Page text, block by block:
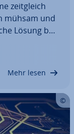
zeit­gleich
mühsam und
Lösung bei
oder
Mehr lesen